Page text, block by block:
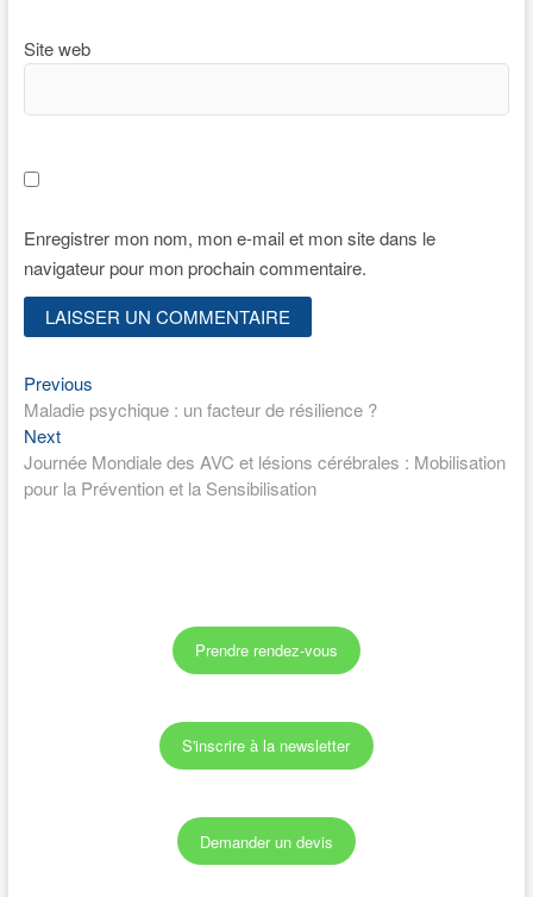
Site web
Enregistrer mon nom, mon e-mail et mon site dans le
navigateur pour mon prochain commentaire.
Navigation
de
l’article
PreviousPrevious
post:
Maladie psychique : un facteur de résilience ?
NextNext
post:
Journée Mondiale des AVC et lésions cérébrales : Mobilisation
pour la Prévention et la Sensibilisation
Prendre rendez-vous
S'inscrire à la newsletter
Demander un devis